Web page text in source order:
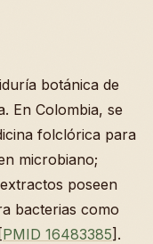
botánica de
En Colombia, se
folclórica para
microbiano;
poseen
bacterias como
PMID 16483385].